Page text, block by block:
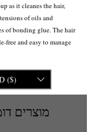
as it cleanes the hair,
of oils and
of bonding glue. The hair
free and easy to manage.
($)
מוצרים